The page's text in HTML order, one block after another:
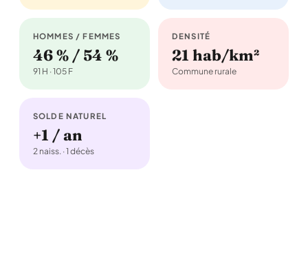
HOMMES / FEMMES
46 % / 54 %
91 H · 105 F
DENSITÉ
21 hab/km²
Commune rurale
SOLDE NATUREL
+1 / an
2 naiss. · 1 décès